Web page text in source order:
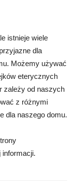
istnieje wiele
dla
Możemy używać
eterycznych
zależy od naszych
z różnymi
dla naszego domu.
informacji.